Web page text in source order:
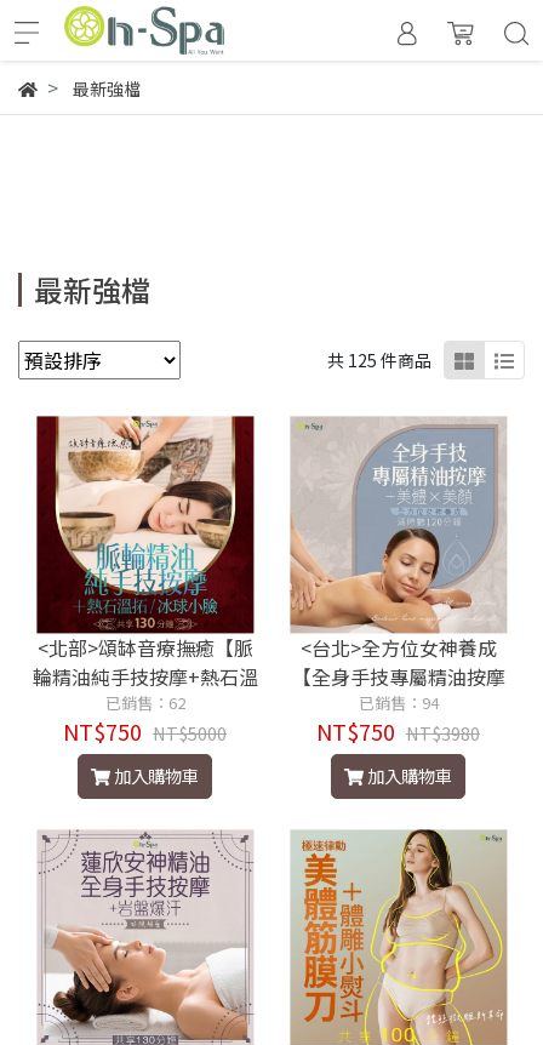
最新強檔
最新強檔
共 125 件商品
<北部>頌缽音療撫癒【脈
輪精油純手技按摩+熱石溫
拓/冰球小臉】130分鐘750
元
已銷售：62
NT$750 NT$5000
加入購物車
<台北>全方位女神養成
【全身手技專屬精油按摩
+美體x美顏】120分鐘750
元
已銷售：94
NT$750 NT$3980
加入購物車